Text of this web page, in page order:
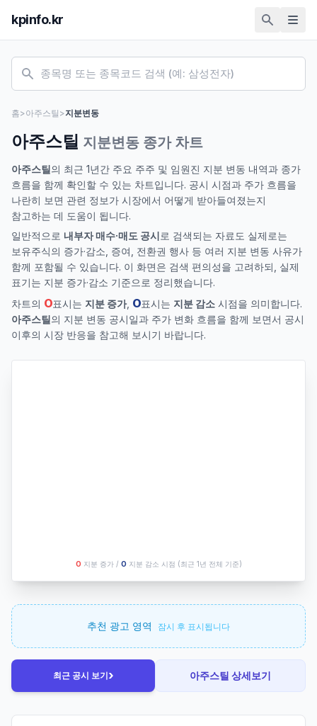
kpinfo.kr
홈>아주스틸 >지분변동
아주스틸 지분변동 종가 차트
아주스틸의 최근 1년간 주요 주주 및 임원진 지분 변동 내역과 종가
흐름을 함께 확인할 수 있는 차트입니다. 공시 시점과 주가 흐름을
나란히 보면 관련 정보가 시장에서 어떻게 받아들여졌는지
참고하는 데 도움이 됩니다.
일반적으로 내부자 매수·매도 공시로 검색되는 자료도 실제로는
보유주식의 증가·감소, 증여, 전환권 행사 등 여러 지분 변동 사유가
함께 포함될 수 있습니다. 이 화면은 검색 편의성을 고려하되, 실제
표기는 지분 증가·감소 기준으로 정리했습니다.
차트의 O표시는 지분 증가, O표시는 지분 감소 시점을 의미합니다.
아주스틸의 지분 변동 공시일과 주가 변화 흐름을 함께 보면서 공시
이후의 시장 반응을 참고해 보시기 바랍니다.
O 지분 증가 / O 지분 감소 시점 (최근 1년 전체 기준)
추천 광고 영역 잠시 후 표시됩니다
최근 공시 보기› 아주스틸 상세보기